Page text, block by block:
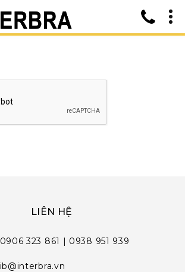
LIÊN HỆ
0906 323 861 | 0938 951 939
ib@interbra.vn